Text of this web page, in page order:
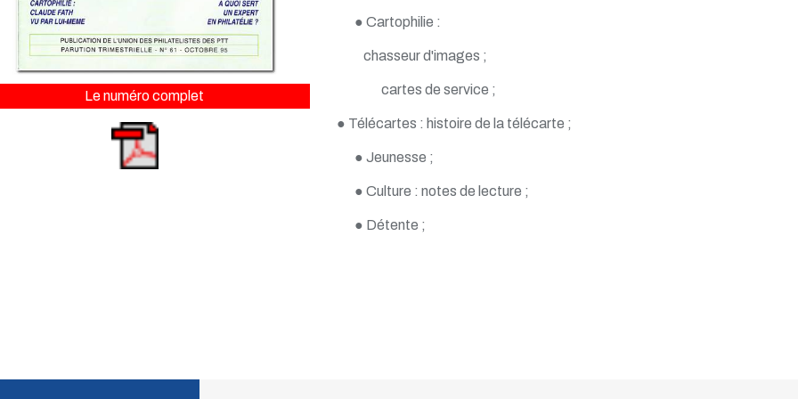
Le numéro complet
● Cartophilie :
chasseur d'images ;
cartes de service ;
● Télécartes : histoire de la télécarte ;
● Jeunesse ;
● Culture : notes de lecture ;
● Détente ;